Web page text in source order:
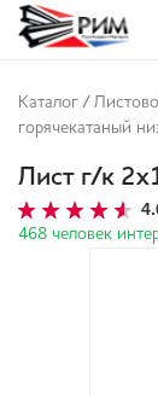
Каталог /
горячекатаный
Лист г/к
468 человек